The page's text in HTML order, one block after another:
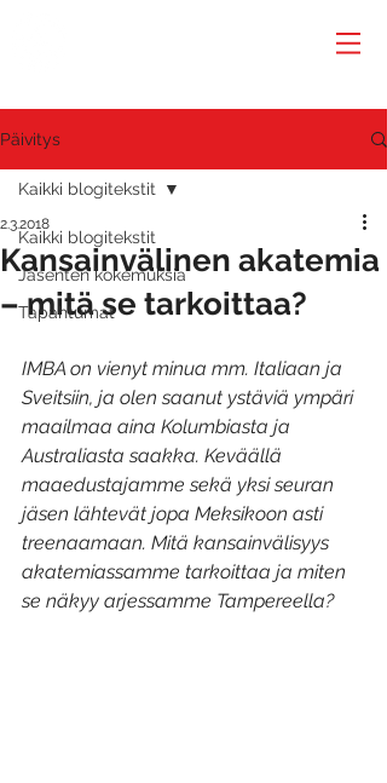
Päivitys
Kaikki blogitekstit
Jäsenten kokemuksia
Tapahtumat
Kaikki blogitekstit
Kansainvälinen akatemia
– mitä se tarkoittaa?
2.3.2018
IMBA on vienyt minua mm. Italiaan ja
Sveitsiin, ja olen saanut ystäviä ympäri
maailmaa aina Kolumbiasta ja
Australiasta saakka. Keväällä
maaedustajamme sekä yksi seuran
jäsen lähtevät jopa Meksikoon asti
treenaamaan. Mitä kansainvälisyys
akatemiassamme tarkoittaa ja miten
se näkyy arjessamme Tampereella?